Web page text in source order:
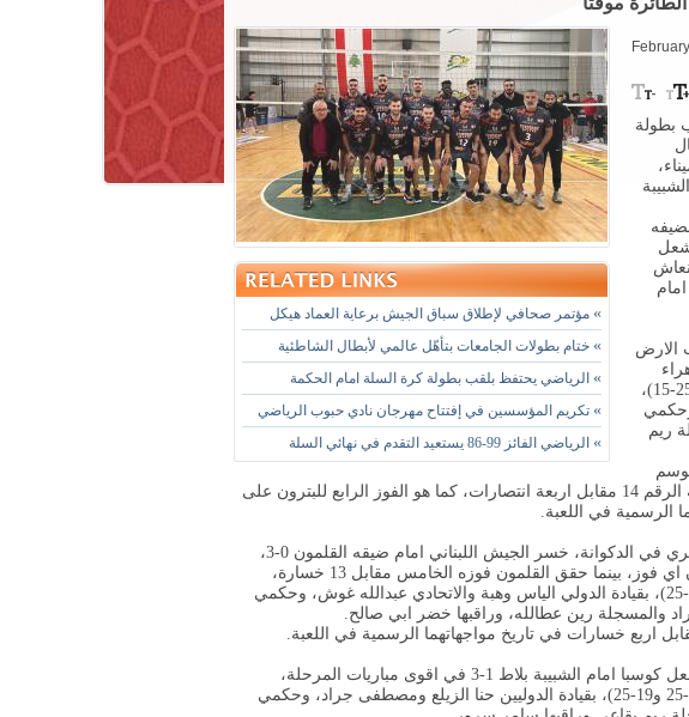
» مؤتمر صحافي لإطلاق سباق الجيش برعاية العماد هيكل
» ختام بطولات الجامعات بتأهّل عالمي لأبطال الشاطئية
» الرياضي يحتفظ بلقب بطولة كرة السلة امام الحكمة
» تكريم المؤسسين في إفتتاح مهرجان نادي حبوب الرياضي
» الرياضي الفائز 99-86 يستعيد التقدم في نهائي السلة
بطولة
الارض
الميناء 3-1 كالآتي: (18-25 و25-17 و25-16 و25-15)،
وحكمي
ريم
الموسم
مقابل خسارتين، فيما مني الزهراء بخسارته الرقم 14 مقابل اربعة انتصارات، كما هو الفوز الرابع للبترون على
الرسمية في اللعبة.
وفي قاعة مجمع اميل لحود الرياضي العسكري في الدكوانة، خسر الجيش اللبناني امام ضيقه القلمون 0-3،
وهي خسارته الرقم 18 هذا الموسم من دون اي فوز، بينما حقق القلمون فوزه الخامس مقابل 13 خسارة،
وانتهت الاشواط كالآتي: (22-25 و19-25 و20-25)، بقيادة الدولي الياس وهبة والاتحادي عبدالله غوش، وحكمي
والمسجلة رين عطالله، وراقبها خضر ابي صالح.
وفي قاعة نادي الشباب البترون، خسر المشعل كوسبا امام الشبيبة بلاط 1-3 في اقوى مباريات المرحلة،
وانتهت الاشواط كالآتي: (25-22 و19-25 و16-25 و19-25)، بقيادة الدوليين حنا الزيلع ومصطفى جراد، وحكمي